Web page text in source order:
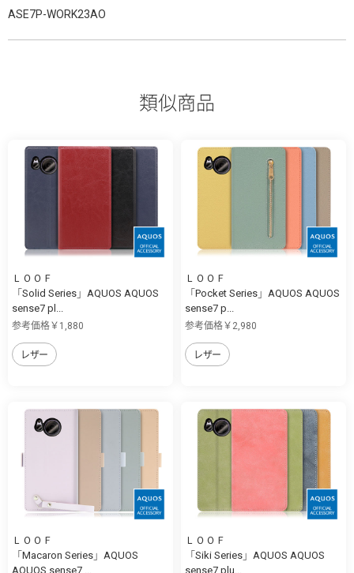
ASE7P-WORK23AO
類似商品
ＬＯＯＦ
「Solid Series」AQUOS AQUOS
sense7 pl...
参考価格￥1,880
レザー
ＬＯＯＦ
「Pocket Series」AQUOS AQUOS
sense7 p...
参考価格￥2,980
レザー
ＬＯＯＦ
「Macaron Series」AQUOS
AQUOS sense7 ...
ＬＯＯＦ
「Siki Series」AQUOS AQUOS
sense7 plu...